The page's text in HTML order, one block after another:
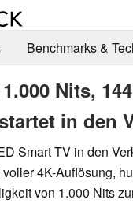
Benchmarks &
Nits,
in den
Smart TV in den
4K-Auflösung,
von 1.000 Nits